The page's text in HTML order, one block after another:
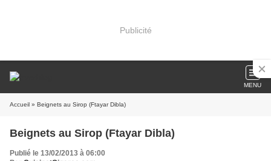
Publicité
MENU
Accueil » Beignets au Sirop (Ftayar Dibla)
Beignets au Sirop (Ftayar Dibla)
Publié le 13/02/2013 à 06:00